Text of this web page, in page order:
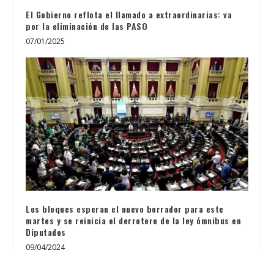
El Gobierno reflota el llamado a extraordinarias: va
por la eliminación de las PASO
07/01/2025
Los bloques esperan el nuevo borrador para este
martes y se reinicia el derrotero de la ley ómnibus en
Diputados
09/04/2024